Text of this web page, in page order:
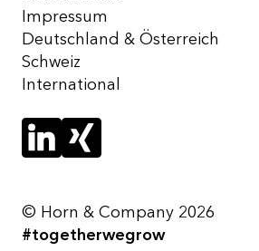
Impressum
Deutschland & Österreich
Schweiz
International
© Horn & Company 2026
#togetherwegrow